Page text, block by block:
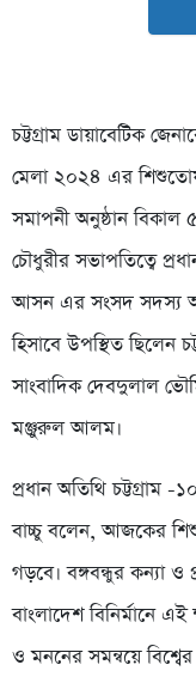
চট্টগ্রাম ডায়াবেটিক
মেলা ২০২৪ এর শিশুতোষ
সমাপনী অনুষ্ঠান বিকাল
চৌধুরীর সভাপতিত্বে
আসন এর সংসদ সদস্য
হিসাবে উপস্থিত ছিলেন
সাংবাদিক দেবদুলাল
মঞ্জুরুল আলম।
প্রধান অতিথি চট্টগ্রাম
বাচ্চু বলেন, আজকের
গড়বে। বঙ্গবন্ধুর কন্যা ও
বাংলাদেশ বিনির্মানে
ও মননের সমন্বয়ে